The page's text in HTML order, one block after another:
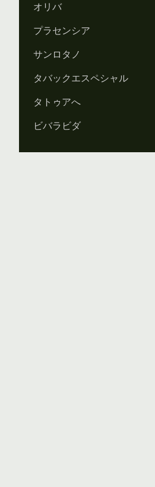
オリバ
プラセンシア
サンロタノ
タバックエスペシャル
タトゥアへ
ビバラビダ